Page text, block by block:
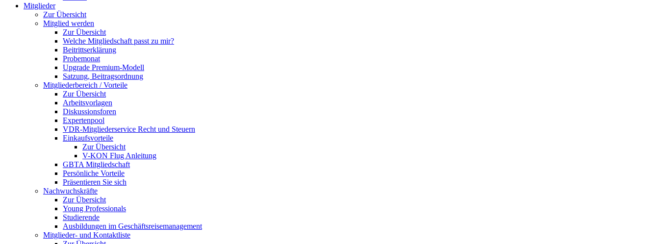
Mitglieder
Zur Übersicht
Mitglied werden
Zur Übersicht
Welche Mitgliedschaft passt zu mir?
Beitrittserklärung
Probemonat
Upgrade Premium-Modell
Satzung, Beitragsordnung
Mitgliederbereich / Vorteile
Zur Übersicht
Arbeitsvorlagen
Diskussionsforen
Expertenpool
VDR-Mitgliederservice Recht und Steuern
Einkaufsvorteile
Zur Übersicht
V-KON Flug Anleitung
GBTA Mitgliedschaft
Persönliche Vorteile
Präsentieren Sie sich
Nachwuchskräfte
Zur Übersicht
Young Professionals
Studierende
Ausbildungen im Geschäftsreisemanagement
Mitglieder- und Kontaktliste